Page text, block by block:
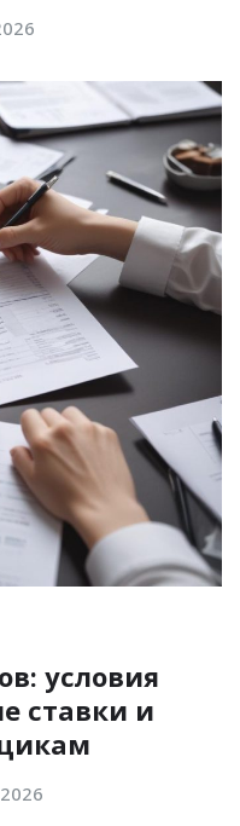
условия
ставки и